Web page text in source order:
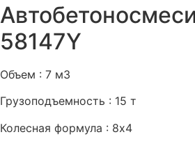
58147Y
Объем : 7 м3
Грузоподъемность : 15 т
Колесная формула : 8х4